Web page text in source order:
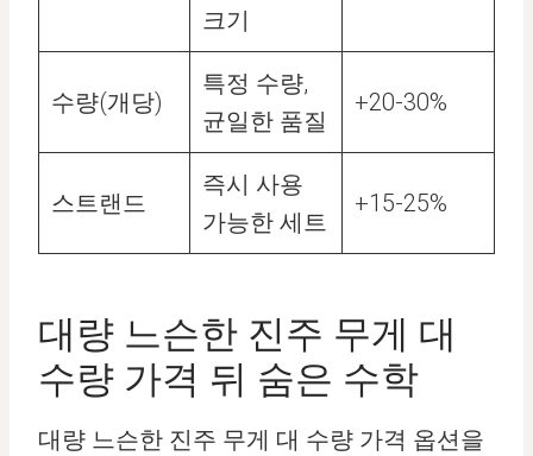
크기
수량(개당)
특정 수량,
균일한 품질
+20-30%
스트랜드
즉시 사용
가능한 세트
+15-25%
대량 느슨한 진주 무게 대
수량 가격 뒤 숨은 수학
대량 느슨한 진주 무게 대 수량 가격 옵션을